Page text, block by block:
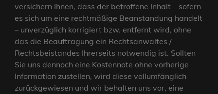
versichern Ihnen, dass der betroffene Inhalt – sofern
es sich um eine rechtmäßige Beanstandung handelt
– unverzüglich korrigiert bzw. entfernt wird, ohne
das die Beauftragung ein Rechtsanwaltes /
Rechtsbeistandes Ihrerseits notwendig ist. Sollten
Sie uns dennoch eine Kostennote ohne vorherige
Information zustellen, wird diese vollumfänglich
zurückgewiesen und wir behalten uns vor, eine